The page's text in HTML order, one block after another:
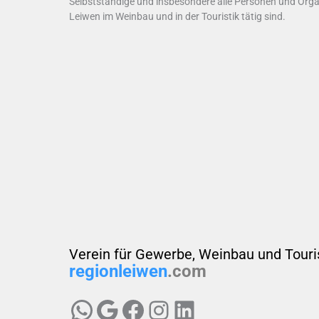
Leiwen im Weinbau und in der Touristik tätig sind.
Verein für Gewerbe, Weinbau und
regionleiwen.com
Region Leiwen e.V. Region Leiwen e.V. Region Leiwen e.V. Region Leiwen e.V. LinkedIn